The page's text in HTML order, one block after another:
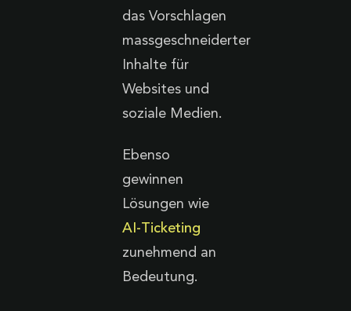
das Vorschlagen
massgeschneiderter
Inhalte für
Websites und
soziale Medien.
Ebenso
gewinnen
Lösungen wie
AI-Ticketing
zunehmend an
Bedeutung.